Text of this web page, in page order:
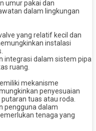
umur pakai dan
dalam lingkungan
yang relatif kecil dan
instalasi
integrasi dalam sistem pipa
ruang.
mekanisme
penyesuaian
tuas atau roda.
pengguna dalam
tenaga yang